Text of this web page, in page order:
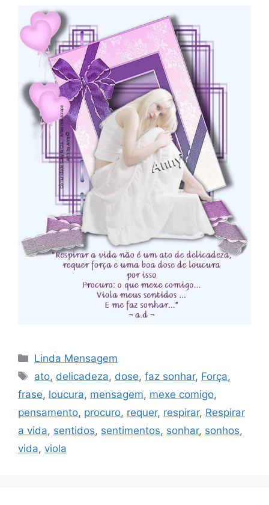
Categorias
Linda Mensagem
Tags
ato, delicadeza, dose,faz sonhar, Força,
frase, loucura, mensagem, mexe comigo,
pensamento, procuro, requer, respirar, Respirar
a vida, sentidos, sentimentos, sonhar, sonhos,
vida, viola